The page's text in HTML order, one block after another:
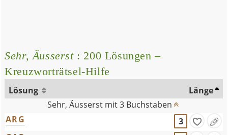
Sehr, Äusserst: 200 Lösungen –
Kreuzworträtsel-Hilfe
Lösung
Länge
Sehr, Äusserst mit 3 Buchstaben
ARG
3